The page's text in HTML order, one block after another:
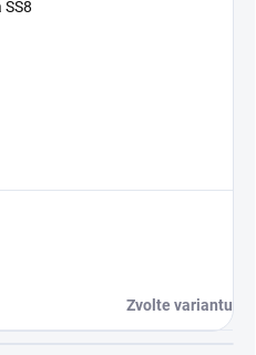
SS8
Zvolte variantu